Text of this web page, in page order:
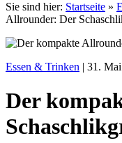
Sie sind hier: Startseite »
Allrounder: Der
Essen & Trinken | 31.
Der